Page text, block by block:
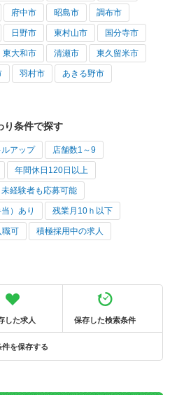
府中市 昭島市 調布市
日野市 東村山市 国分寺市
東大和市 清瀬市 東久留米市
羽村市 あきる野市
り条件で探す
ルアップ 店舗数1～9
年間休日120日以上
未経験者も応募可能
）あり 残業月10ｈ以下
職可 積極採用中の求人
した求人 保存した検索条件
件を保存する